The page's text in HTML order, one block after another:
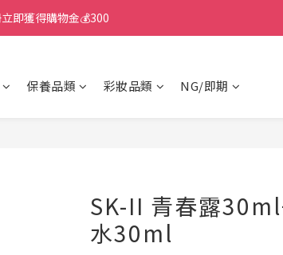
即獲得購物金💰300
保養品類 彩妝品類 NG/即期
SK-II 青春露
水30ml